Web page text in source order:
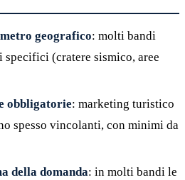
geografico: molti bandi
(cratere sismico, aree
obbligatorie: marketing turistico
spesso vincolanti, con minimi da
della domanda: in molti bandi le